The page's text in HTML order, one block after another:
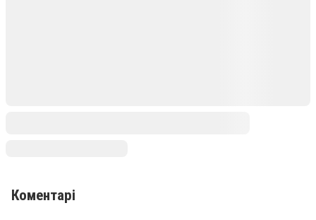
Коментарі